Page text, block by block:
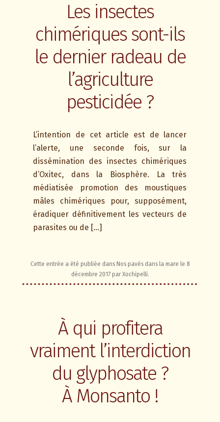
Les insectes
chimériques sont-ils
le dernier radeau de
l’agriculture
pesticidée ?
L’intention de cet article est de lancer
l’alerte, une seconde fois, sur la
dissémination des insectes chimériques
d’Oxitec, dans la Biosphère. La très
médiatisée promotion des moustiques
mâles chimériques pour, supposément,
éradiquer définitivement les vecteurs de
parasites ou de […]
Cette entrée a été publiée dans Nos pavés dans la mare le 8
décembre 2017 par Xochipelli.
À qui profitera
vraiment l’interdiction
du glyphosate ?
À Monsanto !